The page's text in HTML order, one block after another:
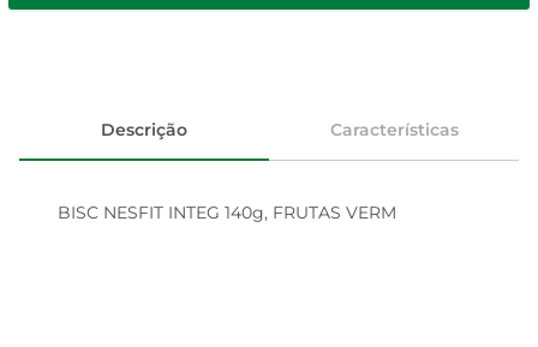
Descrição Características
BISC NESFIT INTEG 140g, FRUTAS VERM